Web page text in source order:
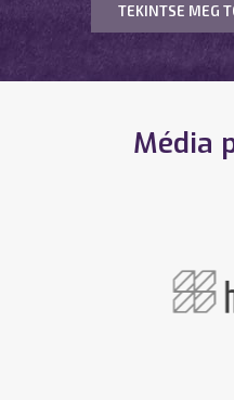
TEKINTSE MEG
Média